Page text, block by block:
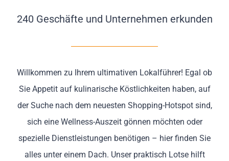
SUCHE
240 Geschäfte und Unternehmen erkunden
Willkommen zu Ihrem ultimativen Lokalführer! Egal ob
Sie Appetit auf kulinarische Köstlichkeiten haben, auf
der Suche nach dem neuesten Shopping-Hotspot sind,
sich eine Wellness-Auszeit gönnen möchten oder
spezielle Dienstleistungen benötigen – hier finden Sie
alles unter einem Dach. Unser praktisch Lotse hilft